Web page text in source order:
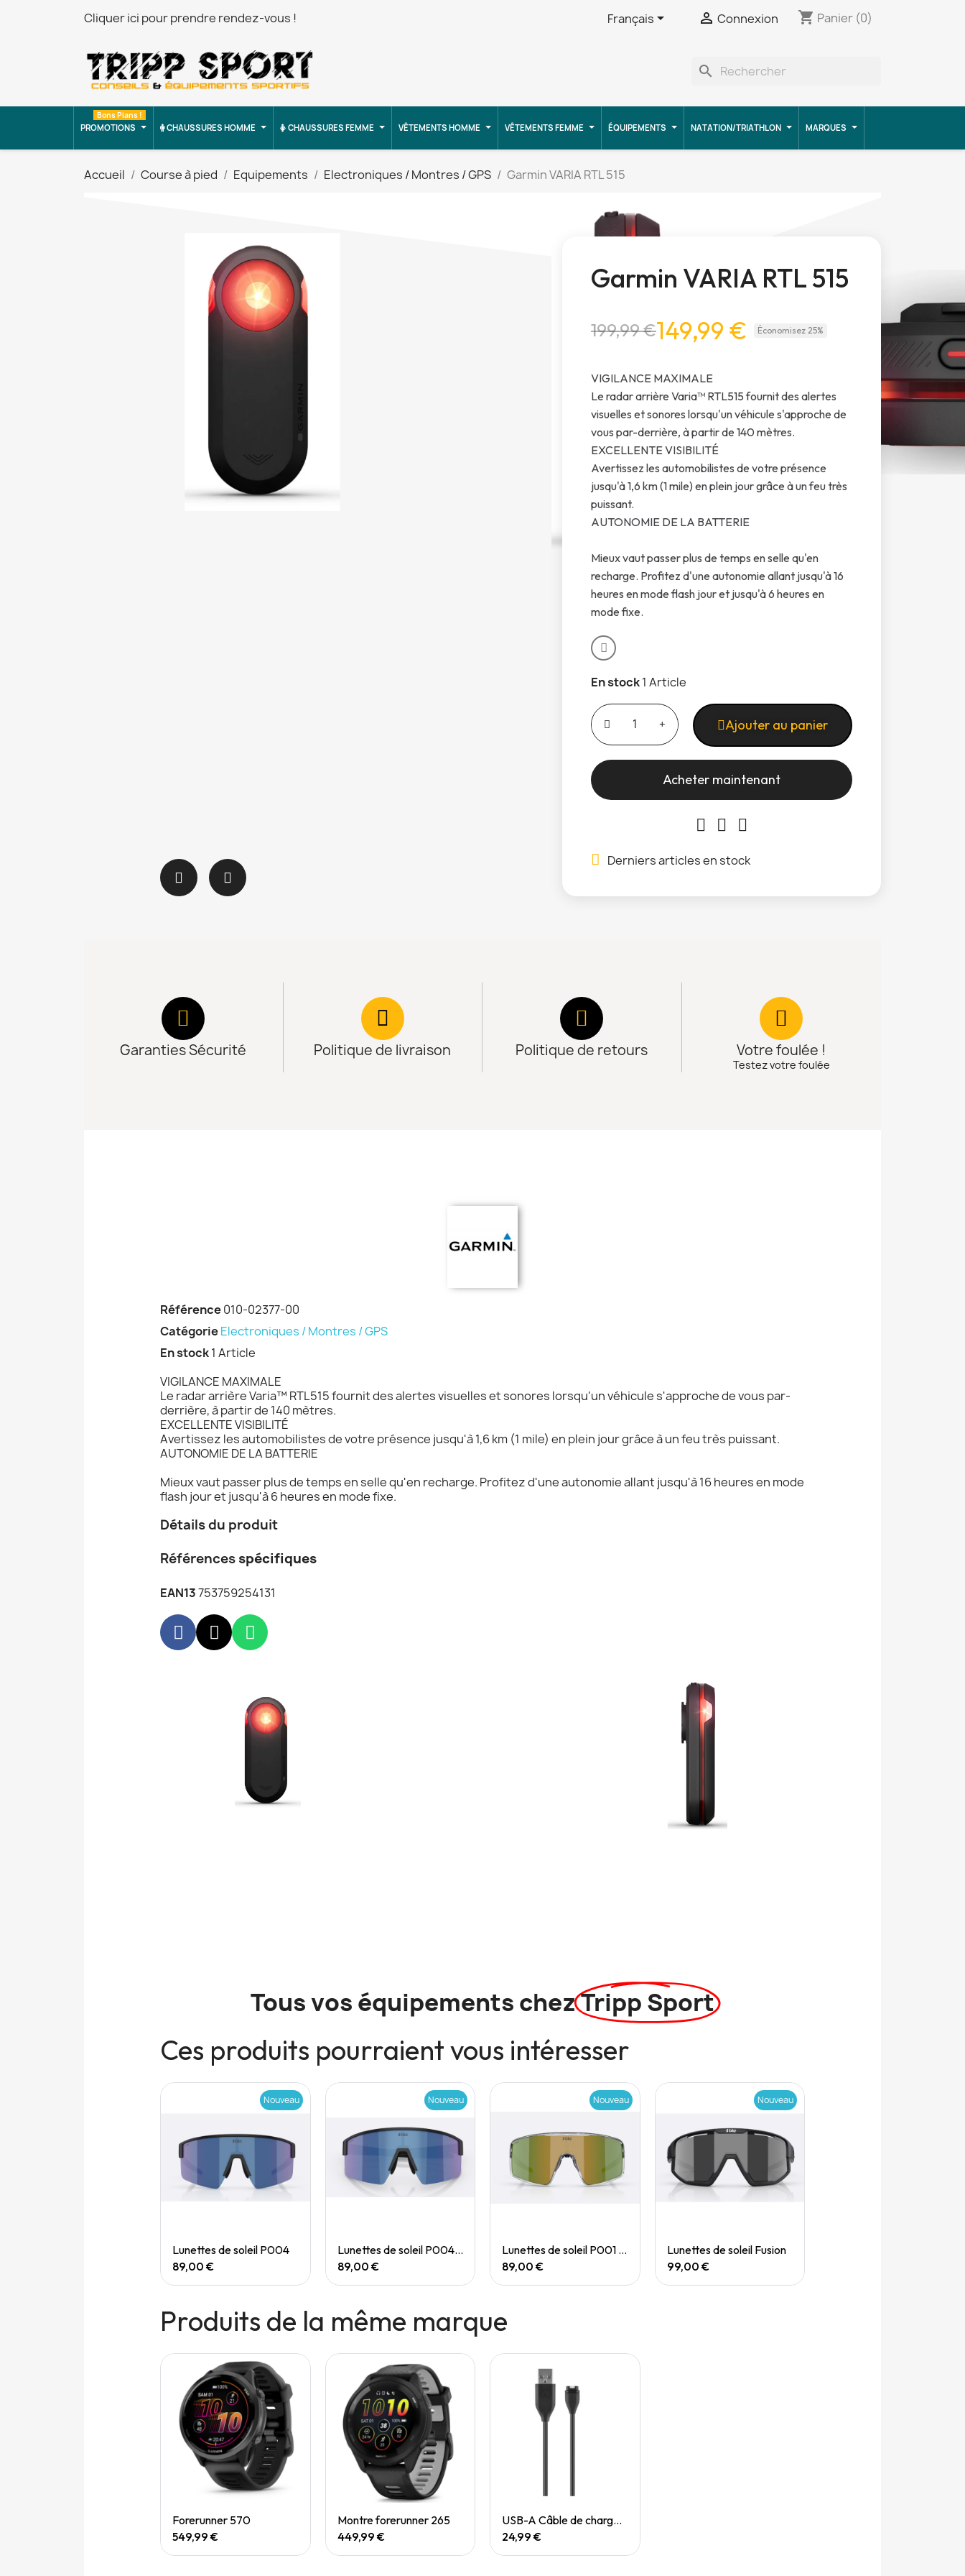
Cliquer ici pour prendre rendez-vous ! Français  Connexion shopping_cart Panier (0)
search
PROMOTIONS
Bons Plans !
CHAUSSURES HOMME CHAUSSURES FEMME VÊTEMENTS HOMME VÊTEMENTS FEMME ÉQUIPEMENTS NATATION/TRIATHLON MARQUES
Accueil Course à pied Equipements Electroniques / Montres / GPS Garmin VARIA RTL 515
Garmin VARIA RTL 515
199,99 €149,99 € Économisez 25%
VIGILANCE MAXIMALE
Le radar arrière Varia™ RTL515 fournit des alertes
visuelles et sonores lorsqu'un véhicule s'approche de
vous par-derrière, à partir de 140 mètres.
EXCELLENTE VISIBILITÉ
Avertissez les automobilistes de votre présence
jusqu'à 1,6 km (1 mile) en plein jour grâce à un feu très
puissant.
AUTONOMIE DE LA BATTERIE
Mieux vaut passer plus de temps en selle qu'en
recharge. Profitez d'une autonomie allant jusqu'à 16
heures en mode flash jour et jusqu'à 6 heures en
mode fixe.
En stock1 Article
Ajouter au panier
Acheter maintenant
Derniers articles en stock
Garanties Sécurité Politique de livraison Politique de retours Votre foulée !
Testez votre foulée
Référence010-02377-00
CatégorieElectroniques / Montres / GPS
En stock1 Article
VIGILANCE MAXIMALE
Le radar arrière Varia™ RTL515 fournit des alertes visuelles et sonores lorsqu'un véhicule s'approche de vous par-
derrière, à partir de 140 mètres.
EXCELLENTE VISIBILITÉ
Avertissez les automobilistes de votre présence jusqu'à 1,6 km (1 mile) en plein jour grâce à un feu très puissant.
AUTONOMIE DE LA BATTERIE
Mieux vaut passer plus de temps en selle qu'en recharge. Profitez d'une autonomie allant jusqu'à 16 heures en mode
flash jour et jusqu'à 6 heures en mode fixe.
Détails du produit
Références spécifiques
EAN13753759254131
Tous vos équipements chezTripp Sport
Ces produits pourraient vous intéresser
Quick View
Nouveau
Lunettes de soleil P004
89,00 €
Quick View
Nouveau
Lunettes de soleil P004 Small
89,00 €
Quick View
Nouveau
Lunettes de soleil P001 Small
89,00 €
Quick View
Nouveau
Lunettes de soleil Fusion
99,00 €
Produits de la même marque
Quick View
Forerunner 570
549,99 €
Quick View
Montre forerunner 265
449,99 €
Quick View
USB-A Câble de chargement/de données
24,99 €